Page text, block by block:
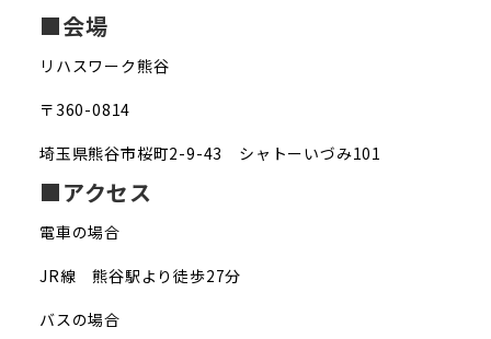
■会場
リハスワーク熊谷
〒360-0814
埼玉県熊谷市桜町2-9-43 シャトーいづみ101
■アクセス
電車の場合
JR線 熊谷駅より徒歩27分
バスの場合